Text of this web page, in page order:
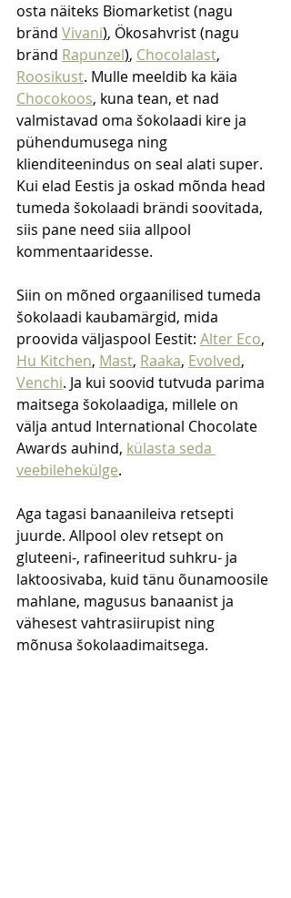
osta näiteks Biomarketist (nagu
bränd Vivani), Ökosahvrist (nagu
bränd Rapunzel), Chocolalast,
Roosikust. Mulle meeldib ka käia
Chocokoos, kuna tean, et nad
valmistavad oma šokolaadi kire ja
pühendumusega ning
klienditeenindus on seal alati super.
Kui elad Eestis ja oskad mõnda head
tumeda šokolaadi brändi soovitada,
siis pane need siia allpool
kommentaaridesse.
Siin on mõned orgaanilised tumeda
šokolaadi kaubamärgid, mida
proovida väljaspool Eestit: Alter Eco,
Hu Kitchen, Mast, Raaka, Evolved,
Venchi. Ja kui soovid tutvuda parima
maitsega šokolaadiga, millele on
välja antud International Chocolate
Awards auhind, külasta seda
veebilehekülge.
Aga tagasi banaanileiva retsepti
juurde. Allpool olev retsept on
gluteeni-, rafineeritud suhkru- ja
laktoosivaba, kuid tänu õunamoosile
mahlane, magusus banaanist ja
vähesest vahtrasiirupist ning
mõnusa šokolaadimaitsega.